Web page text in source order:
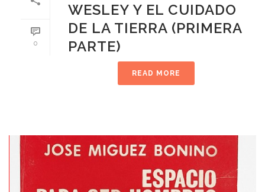
0
WESLEY Y EL CUIDADO
DE LA TIERRA (PRIMERA
PARTE)
READ MORE